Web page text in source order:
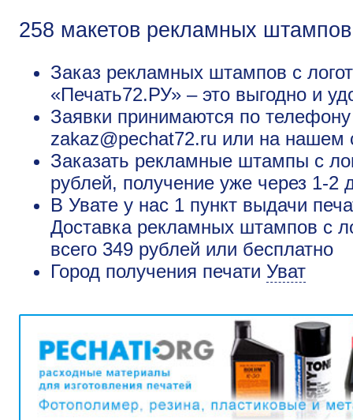
258 макетов рекламных
Заказ рекламных штампов с
«Печать72.РУ» – это выгодно и
Заявки принимаются по
zakaz@pechat72.ru или на нашем
Заказать рекламные штампы с
рублей, получение уже через 1-2
В Увате у нас 1 пункт выдачи
Доставка рекламных штампов с
всего 349 рублей или бесплатно
Город получения печати Уват